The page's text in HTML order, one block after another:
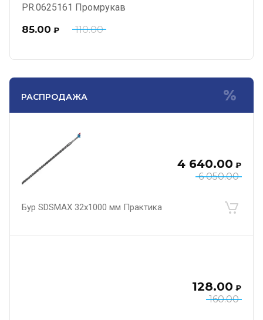
PR.0625161 Промрукав
110.00
85.00 ₽
РАСПРОДАЖА
6 050.00
4 640.00 ₽
Бур SDSMAX 32х1000 мм Практика
160.00
128.00 ₽